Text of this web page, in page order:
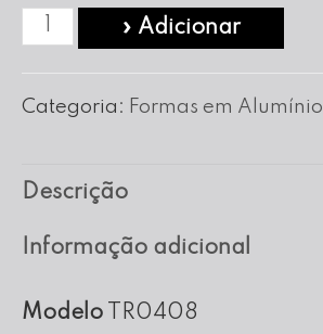
Quantidade
Forma
Alumínio
34x25x8
» Adicionar
Categoria: Formas em Alumínio
Descrição
Informação adicional
Modelo TR0408